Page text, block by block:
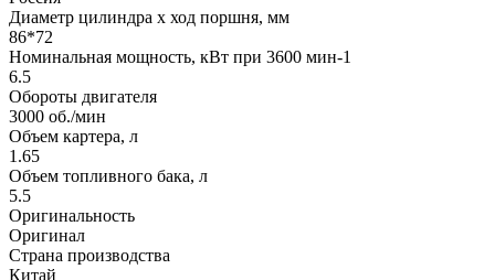
Диаметр цилиндра х ход поршня, мм
86*72
Номинальная мощность, кВт при 3600 мин-1
6.5
Обороты двигателя
3000 об./мин
Объем картера, л
1.65
Объем топливного бака, л
5.5
Оригинальность
Оригинал
Страна производства
Китай